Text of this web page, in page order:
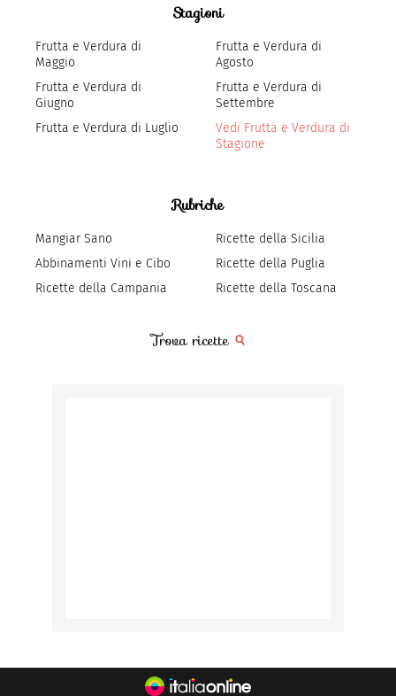
Stagioni
Frutta e Verdura di
Maggio
Frutta e Verdura di
Giugno
Frutta e Verdura di Luglio
Frutta e Verdura di
Agosto
Frutta e Verdura di
Settembre
Vedi Frutta e Verdura di
Stagione
Rubriche
Mangiar Sano
Abbinamenti Vini e Cibo
Ricette della Campania
Ricette della Sicilia
Ricette della Puglia
Ricette della Toscana
Trova ricette